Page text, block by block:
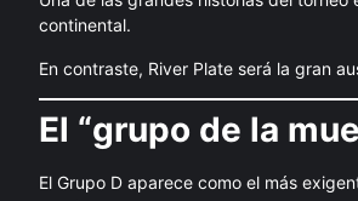
continental.
En contraste, River Plate será la gran
El “grupo de la
El Grupo D aparece como el más